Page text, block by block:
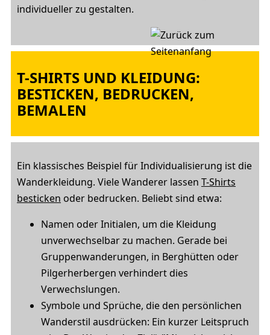
individueller zu gestalten.
T-SHIRTS UND KLEIDUNG:
BESTICKEN, BEDRUCKEN,
BEMALEN
Ein klassisches Beispiel für Individualisierung ist die
Wanderkleidung. Viele Wanderer lassen T-Shirts
besticken oder bedrucken. Beliebt sind etwa:
Namen oder Initialen, um die Kleidung
unverwechselbar zu machen. Gerade bei
Gruppenwanderungen, in Berghütten oder
Pilgerherbergen verhindert dies
Verwechslungen.
Symbole und Sprüche, die den persönlichen
Wanderstil ausdrücken: Ein kurzer Leitspruch